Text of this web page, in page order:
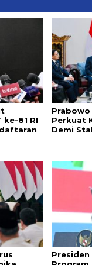
ke-81 RI
Prabowo
Perkuat
Demi